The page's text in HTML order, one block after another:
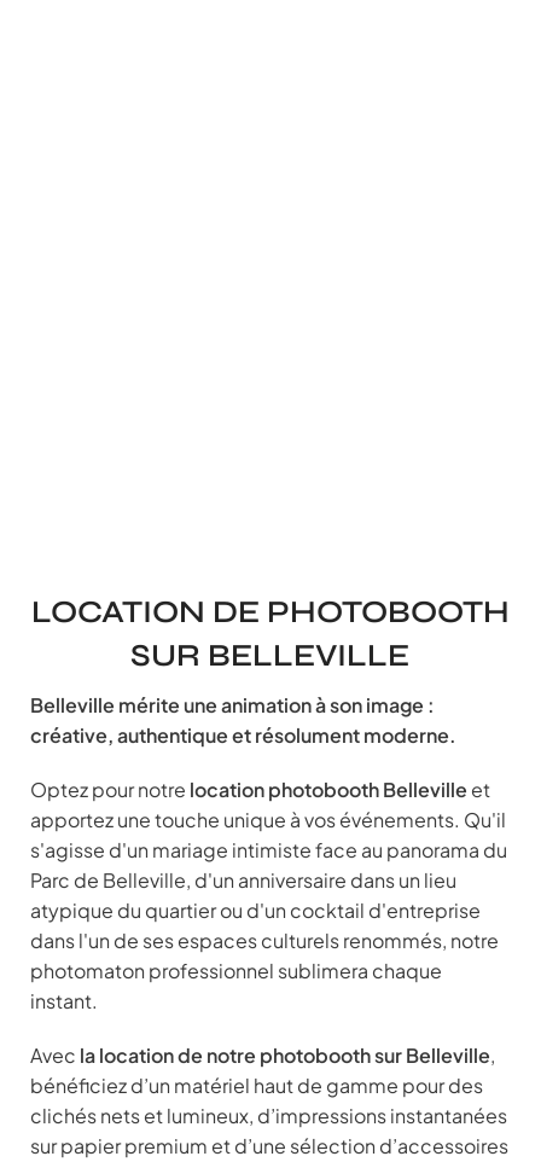
LOCATION DE PHOTOBOOTH
SUR BELLEVILLE
Belleville mérite une animation à son image :
créative, authentique et résolument moderne.
Optez pour notre location photobooth Belleville et
apportez une touche unique à vos événements. Qu'il
s'agisse d'un mariage intimiste face au panorama du
Parc de Belleville, d'un anniversaire dans un lieu
atypique du quartier ou d'un cocktail d'entreprise
dans l'un de ses espaces culturels renommés, notre
photomaton professionnel sublimera chaque
instant.
Avec la location de notre photobooth sur Belleville,
bénéficiez d’un matériel haut de gamme pour des
clichés nets et lumineux, d’impressions instantanées
sur papier premium et d’une sélection d’accessoires